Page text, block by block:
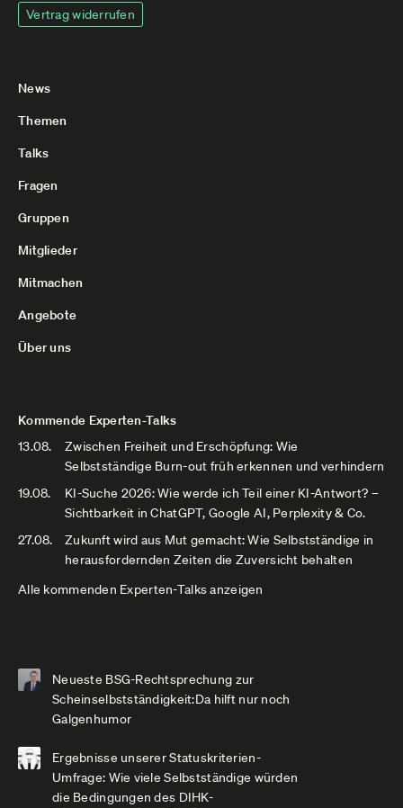
Vertrag widerrufen
News
Themen
Talks
Fragen
Gruppen
Mitglieder
Mitmachen
Angebote
Über uns
Kommende Experten-Talks
13.08.
Zwischen Freiheit und Erschöpfung: Wie
Selbstständige Burn-out früh erkennen und verhindern
19.08.
KI-Suche 2026: Wie werde ich Teil einer KI-Antwort? –
Sichtbarkeit in ChatGPT, Google AI, Perplexity & Co.
27.08.
Zukunft wird aus Mut gemacht: Wie Selbstständige in
herausfordernden Zeiten die Zuversicht behalten
Alle kommenden Experten-Talks anzeigen
Neueste BSG-Rechtsprechung zur
Scheinselbstständigkeit:Da hilft nur noch
Galgenhumor
Ergebnisse unserer Statuskriterien-
Umfrage: Wie viele Selbstständige würden
die Bedingungen des DIHK-